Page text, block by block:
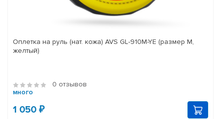
Оплетка на руль (нат. кожа) AVS GL-910M-YE (размер M,
желтый)
0 отзывов
много
1 050 ₽